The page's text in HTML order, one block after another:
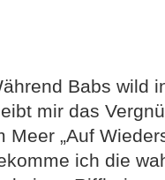
Meer „Auf
ich die
einen Riffhai
zwar nicht